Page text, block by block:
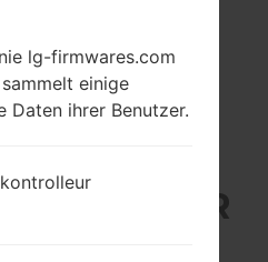
AUS DER
lg-firmwares.com
einige
Daten ihrer Benutzer.